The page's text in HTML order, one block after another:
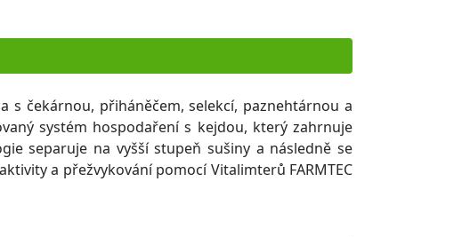
čekárnou, přiháněčem, selekcí, paznehtárnou a
systém hospodaření s kejdou, který zahrnuje
separuje na vyšší stupeň sušiny a následně se
a přežvykování pomocí Vitalimterů FARMTEC